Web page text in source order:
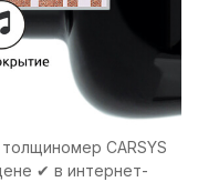
CARSYS
✔ в интернет-